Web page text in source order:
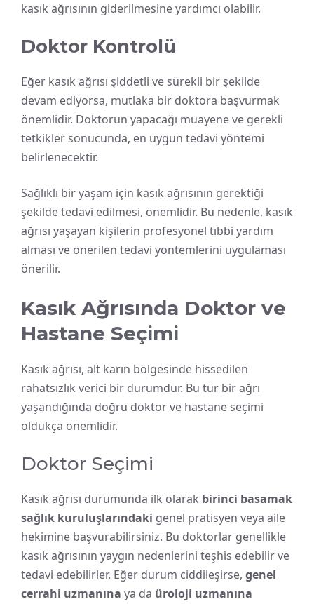
kasık ağrısının giderilmesine yardımcı olabilir.
Doktor Kontrolü
Eğer kasık ağrısı şiddetli ve sürekli bir şekilde
devam ediyorsa, mutlaka bir doktora başvurmak
önemlidir. Doktorun yapacağı muayene ve gerekli
tetkikler sonucunda, en uygun tedavi yöntemi
belirlenecektir.
Sağlıklı bir yaşam için kasık ağrısının gerektiği
şekilde tedavi edilmesi, önemlidir. Bu nedenle, kasık
ağrısı yaşayan kişilerin profesyonel tıbbi yardım
alması ve önerilen tedavi yöntemlerini uygulaması
önerilir.
Kasık Ağrısında Doktor ve
Hastane Seçimi
Kasık ağrısı, alt karın bölgesinde hissedilen
rahatsızlık verici bir durumdur. Bu tür bir ağrı
yaşandığında doğru doktor ve hastane seçimi
oldukça önemlidir.
Doktor Seçimi
Kasık ağrısı durumunda ilk olarak birinci basamak
sağlık kuruluşlarındaki genel pratisyen veya aile
hekimine başvurabilirsiniz. Bu doktorlar genellikle
kasık ağrısının yaygın nedenlerini teşhis edebilir ve
tedavi edebilirler. Eğer durum ciddileşirse, genel
cerrahi uzmanına ya da üroloji uzmanına